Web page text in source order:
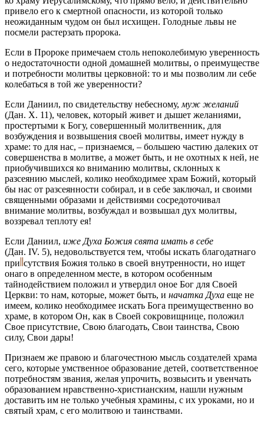
привело его к смертной опасности, из которой только
неожиданным чудом он был исхищен. Голодные львы не
посмели растерзать пророка.
Если в Пророке примечаем столь непоколебимую уверенность
о недостаточности одной домашней молитвы, о преимуществе
и потребности молитвы церковной: то и мы позволим ли себе
колебаться в той же уверенности?
Если Даниил, по свидетельству небесному, муж желаний
(Дан. X. 11), человек, который живет и дышет желаниями,
простертыми к Богу, совершенный молитвенник, для
возбуждения и возвышения своей молитвы, имеет нужду в
храме: то для нас, – признаемся, – большею частию далеких от
совершенства в молитве, а может быть, и не охотных к ней, не
приобучившихся ко вниманию молитвы, склонных к
разсеянию мыслей, колико необходимее храм Божий, который
бы нас от разсеянности собирал, и в себе заключал, и своими
священными образами и действиями сосредоточивал
внимание молитвы, возбуждал и возвышал дух молитвы,
воззревал теплоту ея!
Если Даниил, иже Духа Божия свята имать в себе
(Дан. IV. 5), недовольствуется тем, чтобы искать благодатнаго
при сутствия Божия только в своей внутренности, но ищет
онаго в определенном месте, в котором особенным
тайнодействием положил и утвердил оное Бог для Своей
Церкви: то нам, которые, может быть, и начатка Духа еще не
имеем, колико необходимее искать Бога преимущественно во
храме, в котором Он, как в Своей сокровищнице, положил
Свое присутствие, Свою благодать, Свои таинства, Свою
силу, Свои дары!
Признаем же правою и благочестною мысль создателей храма
сего, которые умственное образование детей, соответственное
потребностям звания, желая упрочить, возвысить и увенчать
образованием нравственно-христианским, нашли нужным
доставить им не только учебныя храмины, с их уроками, но и
святый храм, с его молитвою и таинствами.